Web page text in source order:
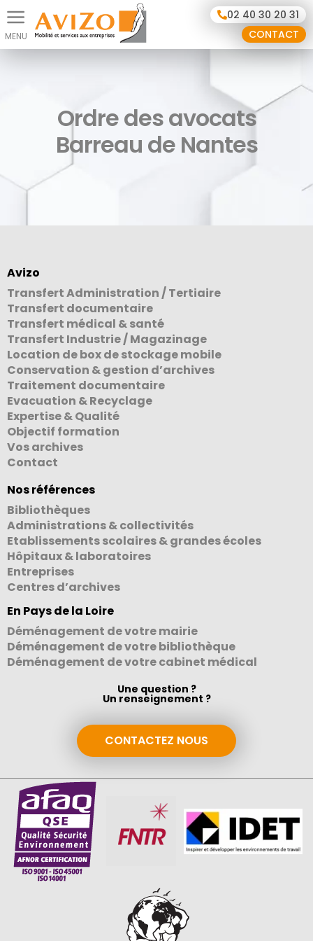
02 40 30 20 31
CONTACT
Ordre des avocats
Barreau de Nantes
Avizo
Transfert Administration / Tertiaire
Transfert documentaire
Transfert médical & santé
Transfert Industrie / Magazinage
Location de box de stockage mobile
Conservation & gestion d’archives
Traitement documentaire
Evacuation & Recyclage
Expertise & Qualité
Objectif formation
Vos archives
Contact
Nos références
Bibliothèques
Administrations & collectivités
Etablissements scolaires & grandes écoles
Hôpitaux & laboratoires
Entreprises
Centres d’archives
En Pays de la Loire
Déménagement de votre mairie
Déménagement de votre bibliothèque
Déménagement de votre cabinet médical
Une question ?
Un renseignement ?
CONTACTEZ NOUS
Panneau de gestion des cookies